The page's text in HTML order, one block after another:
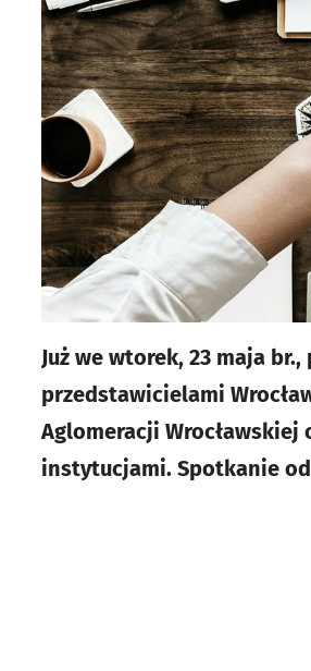
Już we wtorek, 23 maja
przedstawicielami
Aglomeracji
instytucjami. Spotkanie